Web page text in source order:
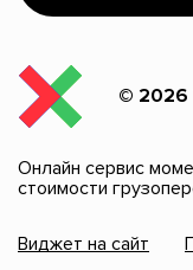
© 2026
Онлайн сервис
стоимости
Виджет на сайт